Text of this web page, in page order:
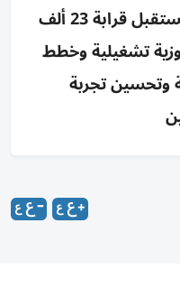
أسواق المواشي بالشارقة تستقبل قرابة 23 ألف
تشغيلية وخطط
وتحسين تجربة